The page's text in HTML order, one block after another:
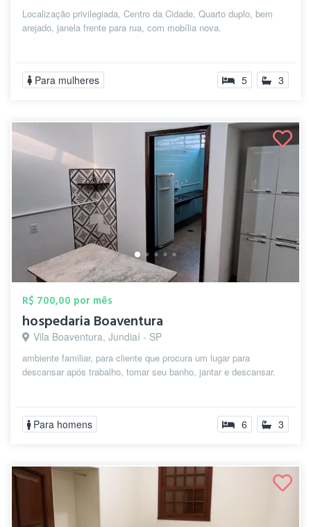
Localização privilegiada, Centro da Cidade, Quarto duplo, bem
arejado, janela frente para rua, com mobília nova.
Para mulheres 5 3
R$ 700,00 por mês
hospedaria Boaventura
Vila Boaventura, Jundiaí - SP
ambiente familiar, para cliente que procura um lugar para
descansar após trabalho, tomar seu banho, jantar e descansar.
Para homens 6 3